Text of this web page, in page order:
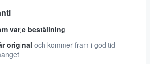
varje beställning
original och kommer fram i god tid